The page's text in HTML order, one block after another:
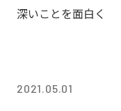
深いことを面白く
2021.05.01